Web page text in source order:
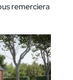
remerciera